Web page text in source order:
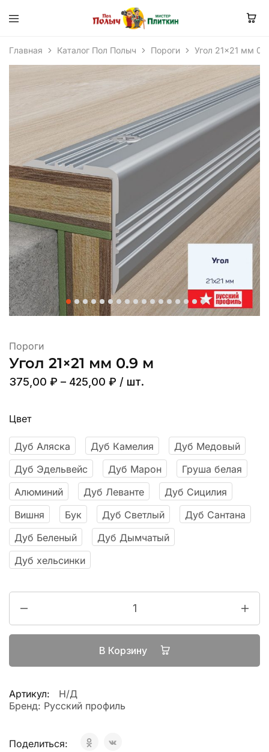
Главная Каталог Пол Полыч Пороги Угол 21×21 мм
Пороги
Угол 21×21 мм 0.9 м
375,00 ₽ – 425,00 ₽ / шт.
Цвет
Дуб Аляска Дуб Камелия
Дуб Медовый
Дуб Эдельвейс
Дуб Марон
Груша белая
Алюминий
Дуб Леванте
Дуб Сицилия
Вишня
Бук Дуб Светлый
Дуб Сантана
Дуб Беленый
Дуб Дымчатый
Дуб хельсинки
В Корзину
Артикул:
Н/Д
Бренд: Русский профиль
Поделиться: